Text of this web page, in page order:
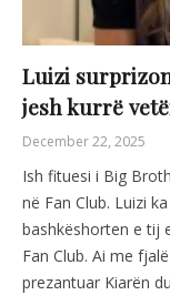
Luizi
jesh kurrë
December 22, 2025
Ish fituesi i Big
në Fan Club. Luizi
bashkëshorten e tij
Fan Club. Ai me
prezantuar Kiarën